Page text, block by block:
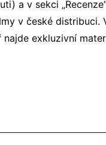
a v sekci
v české distribuci.
exkluzivní